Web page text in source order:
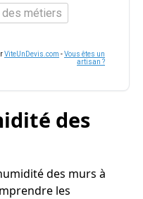
des métiers
ViteUnDevis.com -Vous êtes un
artisan ?
des
des murs à
les